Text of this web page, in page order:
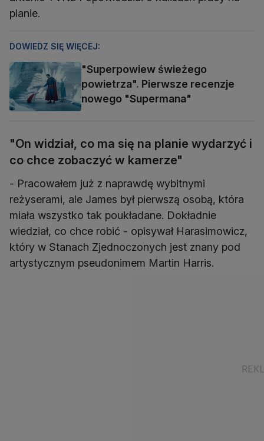
planie.
DOWIEDZ SIĘ WIĘCEJ:
"Superpowiew świeżego
powietrza". Pierwsze recenzje
nowego "Supermana"
"On widział, co ma się na planie wydarzyć i
co chce zobaczyć w kamerze"
- Pracowałem już z naprawdę wybitnymi
reżyserami, ale James był pierwszą osobą, która
miała wszystko tak poukładane. Dokładnie
wiedział, co chce robić - opisywał Harasimowicz,
który w Stanach Zjednoczonych jest znany pod
artystycznym pseudonimem Martin Harris.